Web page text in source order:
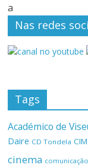
a
Nas redes
Tags
Académico de
Daire CD Tondela
cinema